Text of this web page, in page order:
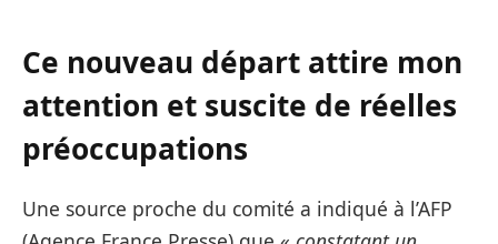
Ce nouveau départ attire mon
attention et suscite de réelles
préoccupations
Une source proche du comité a indiqué à l’AFP